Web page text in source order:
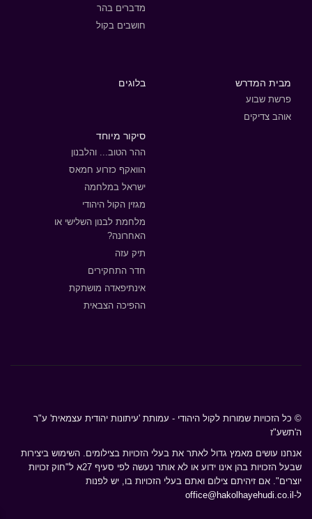
מדברים בהר
חושבים בקול
מבית המדרש
פרשת שבוע
אוהב צדיקים
בלוגים
סיקור מיוחד
ההר הטוב... והלבנון
הוואקף כזרוע חמאס
ישראל במלחמה
מגזין הקול היהודי
מלחמת לבנון השלישי או
האחרונה?
תיק עזה
חדר התחקירים
אינתיפאדה מושתקת
ההפיכה הצבאית
© כל הזכויות שמורות לקול היהודי - עמותת 'עיתונות יהודית עצמאית' ע"ר
ה'תשע"ז
אנחנו עושים מאמץ גדול לאתר את בעלי הזכויות בצילומים. השימוש ביצירות
שבעל הזכויות בהן אינו ידוע או לא אותר נעשה לפי סעיף 27א ל"חוק זכויות
יוצרים". אם זיהיתם צילום ואתם בעלי הזכויות בו, יש לפנות
ל- office@hakolhayehudi.co.il